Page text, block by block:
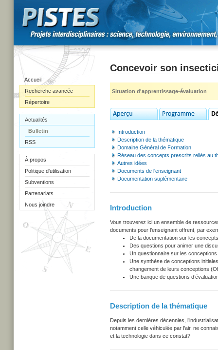
Accueil
Recherche avancée
Répertoire
Actualités
Bulletin
RSS
À propos
Politique d'utilisation
Subventions
Partenariats
Nous joindre
Concevoir son
Situation d'apprentissage-évaluation
Introduction
Description de la thématique
Domaine Général de Formation
Réseau des concepts prescrits reliés au
Autres idées
Documents de l'enseignant
Documentation suplémentaire
Introduction
Vous trouverez ici un ensemble de
documents pour l’enseignant offrent, par
De la documentation sur les
Des questions pour animer une
Un questionnaire sur les
Une synthèse de conceptions
changement de leurs conceptions
Une banque de questions
Description de la thématique
Depuis les dernières décennies,
notamment celle véhiculée par l’air, ne
et la technologie dans ce constat?